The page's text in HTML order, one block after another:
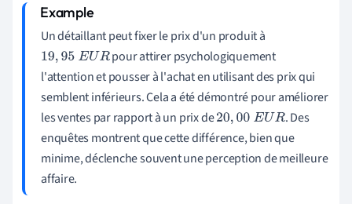
Un détaillant peut fixer le prix d'un produit à
19,95E UR
pour attirer psychologiquement
l'attention et pousser à l'achat en utilisant des prix qui
semblent inférieurs. Cela a été démontré pour améliorer
les ventes par rapport à un prix de20,00E UR
. Des
enquêtes montrent que cette différence, bien que
minime, déclenche souvent une perception de meilleure
affaire.